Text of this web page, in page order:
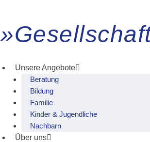
Unsere Angebote
Beratung
Bildung
Familie
Kinder & Jugendliche
Nachbarn
Über uns